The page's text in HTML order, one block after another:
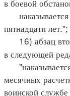
в боевой
наказывается
пятнадцати лет.";
16) абзац
в следующей
месячных
воинской